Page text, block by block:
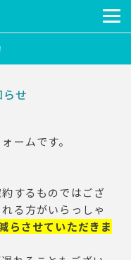
せ
ームです。
するものではござ
る方がいらっしゃ
らさせていただきま